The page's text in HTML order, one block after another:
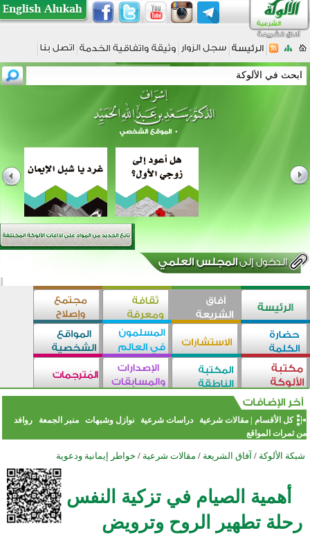
كل الأقسام |مقالات شرعية دراسات شرعية نوازل وشبهات منبر الجمعة
روافد
من ثمرات المواقع
شبكة الألوكة / آفاق الشريعة / مقالات شرعية / خواطر إيمانية ودعوية
أهمية الصيام في تزكية النفس
رحلة تطهير الروح وترويض